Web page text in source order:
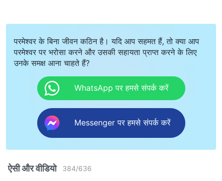
परमेश्वर के बिना जीवन कठिन है। यदि आप सहमत हैं, तो क्या आप
परमेश्वर पर भरोसा करने और उसकी सहायता प्राप्त करने के लिए
उनके समक्ष आना चाहते हैं?
WhatsApp पर हमसे संपर्क करें
Messenger पर हमसे संपर्क करें
ऐसी और वीडियो 384/636